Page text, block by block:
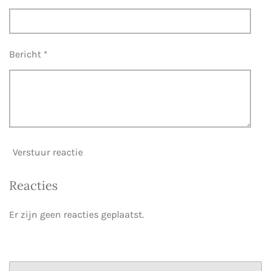
Bericht *
Verstuur reactie
Reacties
Er zijn geen reacties geplaatst.